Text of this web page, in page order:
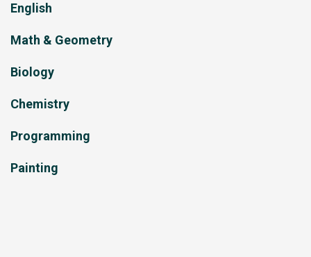
English
Math & Geometry
Biology
Chemistry
Programming
Painting